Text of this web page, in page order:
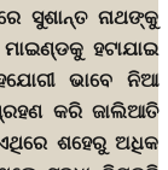
ସୁଶାନ୍ତ ନାଥଙ୍କୁ
ହଟାଯାଇ
ଭାବେ ନିଆ
କରି ଜାଲିଆତି
ଶହେରୁ ଅଧିକ